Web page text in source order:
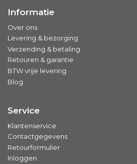
Informatie
Over ons
Levering & bezorging
Verzending & betaling
Retouren & garantie
BTW vrije levering
Blog
Service
Klantenservice
Contactgegevens
Retourformulier
Inloggen